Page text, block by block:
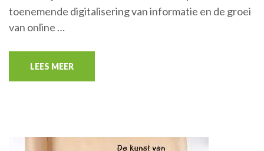
toenemende digitalisering van informatie en de groei
van online …
LEES MEER